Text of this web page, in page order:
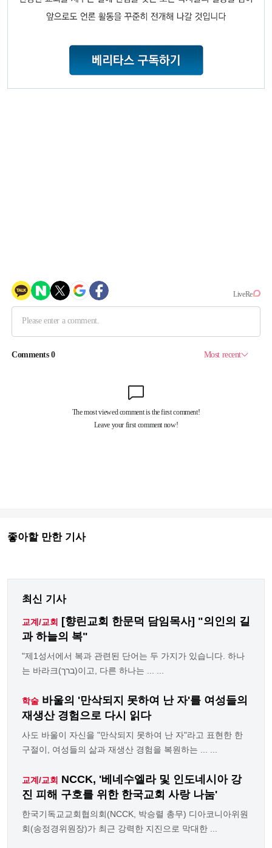
좋아할 만한 기사
최신 기사
교계/교회 [향린교회 한문덕 담임목사] "의인의 길
과 하늘의 복"
"제1성서에서 복과 관련된 단어는 두 가지가 있습니다. 하나
는 바라크(ברך)이고, 다른 하나는 ... ...
학술 바울의 '만삭되지 못하여 난 자'를 여성들의
재생산 경험으로 다시 읽다
사도 바울이 자신을 "만삭되지 못하여 난 자"라고 표현한 한
구절이, 여성들의 삶과 재생산 경험을 복원하는 ... ...
교계/교회 NCCK, '베네수엘라 및 인도네시아 강
진 피해 구호를 위한 한국교회 사랑 나눔'
한국기독교교회협의회(NCCK, 박승렬 총무) 디아코니아위원
회(송정경위원장)가 최근 강력한 지진으로 막대한 ...